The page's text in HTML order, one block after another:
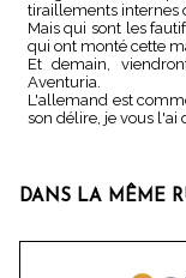
tiraillements internes
Mais qui sont les
qui ont monté cette
Et demain,
Aventuria.
L'allemand est
son délire, je vous l'ai
DANS LA MÊME